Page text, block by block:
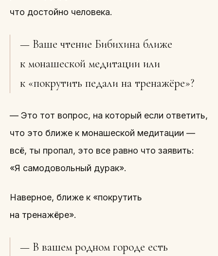
что достойно человека.
— Ваше чтение Бибихина ближе
к монашеской медитации или
к «покрутить педали на тренажёре»?
— Это тот вопрос, на который если ответить,
что это ближе к монашеской медитации —
всё, ты пропал, это все равно что заявить:
«Я самодовольный дурак».
Наверное, ближе к «покрутить
на тренажёре».
— В вашем родном городе есть